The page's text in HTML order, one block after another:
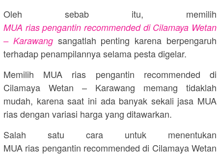
Oleh sebab itu, memilih
MUA rias pengantin recommended di Cilamaya Wetan
– Karawangsangatlah penting karena berpengaruh
terhadap penampilannya selama pesta digelar.
Memilih MUA rias pengantin recommended di
Cilamaya Wetan – Karawang memang tidaklah
mudah, karena saat ini ada banyak sekali jasa MUA
rias dengan variasi harga yang ditawarkan.
Salah satu cara untuk menentukan
MUA rias pengantin recommended di Cilamaya Wetan